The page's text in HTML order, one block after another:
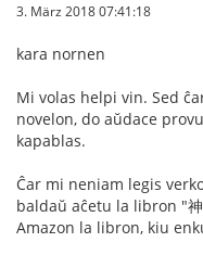
3. März 2018 07:41:18
kara nornen
Mi volas helpi vin. Sed
novelon, do aŭdace
kapablas.
Ĉar mi neniam legis
baldaŭ aĉetu la libron "
Amazon la libron, kiu